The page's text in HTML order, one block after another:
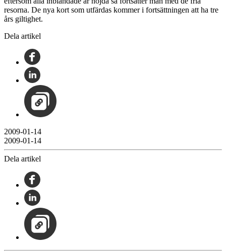
resorna. De nya kort som utfärdas kommer i fortsättningen att ha tre
års giltighet.
Dela artikel
2009-01-14
2009-01-14
Dela artikel